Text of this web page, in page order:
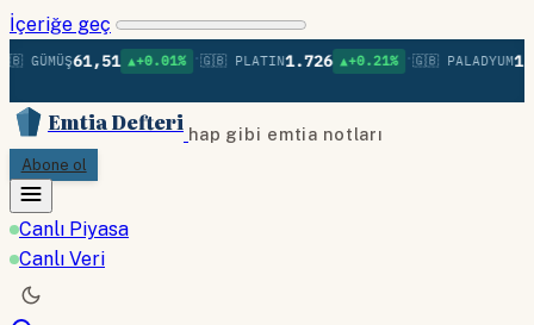
İçeriğe geç
61,51 ▲+0.01% •🇬🇧 PLATIN1.726 ▲+0.21% •🇬🇧 PALADYUM
Emtia Defteri hap gibi emtia notları
Abone ol
Canlı Piyasa
Canlı Veri